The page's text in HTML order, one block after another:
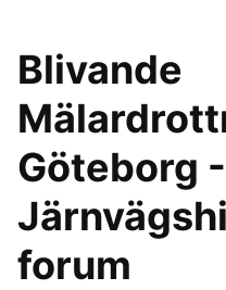
Blivande
Göteborg -
forum